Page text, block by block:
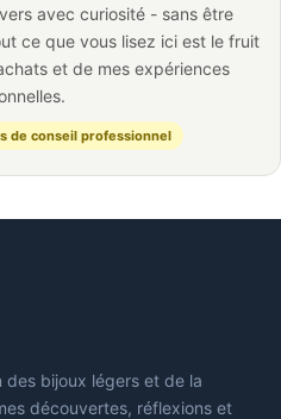
avec curiosité - sans être
ce que vous lisez ici est le fruit
et de mes expériences
de conseil professionnel
des bijoux légers et de la
découvertes, réflexions et